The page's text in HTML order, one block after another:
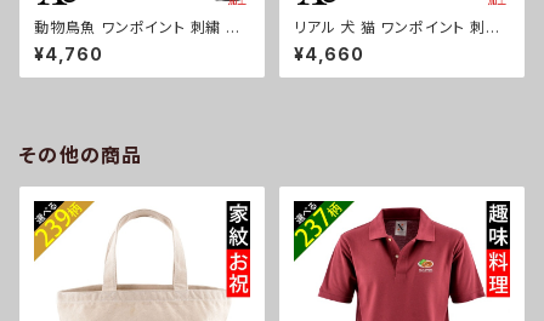
動物鳥魚 ワンポイント 刺繍 ト
ート ショルダーバッグ カジュア
ル 軽量 レディース メンズ 雑貨
グッズ 自社ブランド 柄 馬 豚 魚
¥4,760
リアル 犬 猫 ワンポイント 刺繍
撥水 ナイロン ナップサック メン
ズ 大容量 ジム サブバッグ レデ
ィース 雑貨 グッズ 自社ブランド
¥4,660
その他の商品